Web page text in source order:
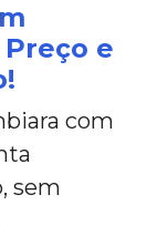
e
com
sem